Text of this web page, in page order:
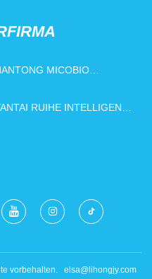
MICOBIO
RUIHE INTELLIGENT
vorbehalten. elsa@lihongjy.com